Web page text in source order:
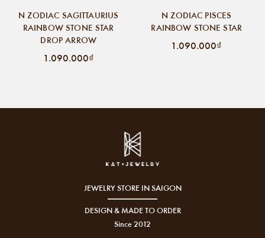
N ZODIAC SAGITTAURIUS
RAINBOW STONE STAR
DROP ARROW
1.090.000₫
N ZODIAC PISCES
RAINBOW STONE STAR
1.090.000₫
JEWELRY STORE IN SAIGON
DESIGN & MADE TO ORDER
Since 2012